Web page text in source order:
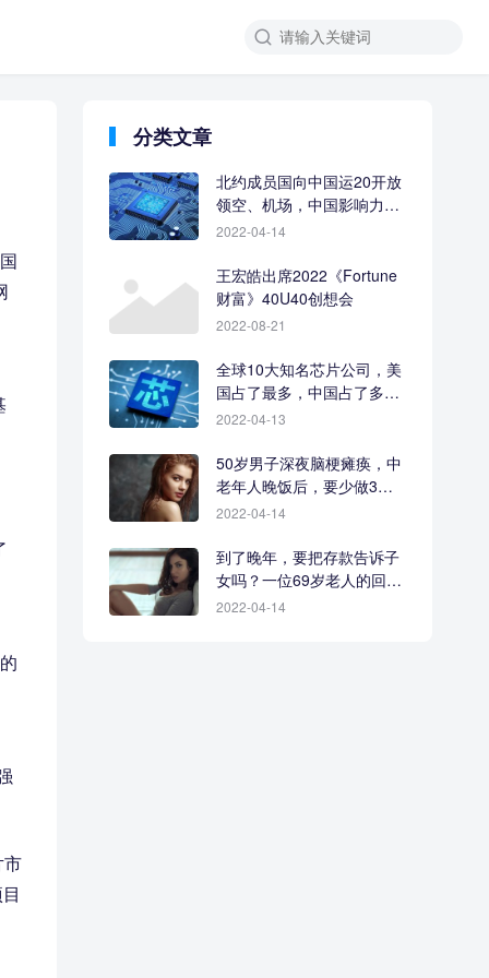
市
分类文章
北约成员国向中国运20开放
领空、机场，中国影响力让
人羡慕
2022-04-14
王宏皓出席2022《Fortune
财富》40U40创想会
2022-08-21
全球10大知名芯片公司，美
国占了最多，中国占了多
少？
2022-04-13
50岁男子深夜脑梗瘫痪，中
老年人晚饭后，要少做3件
事
2022-04-14
到了晚年，要把存款告诉子
女吗？一位69岁老人的回答
很现实
2022-04-14